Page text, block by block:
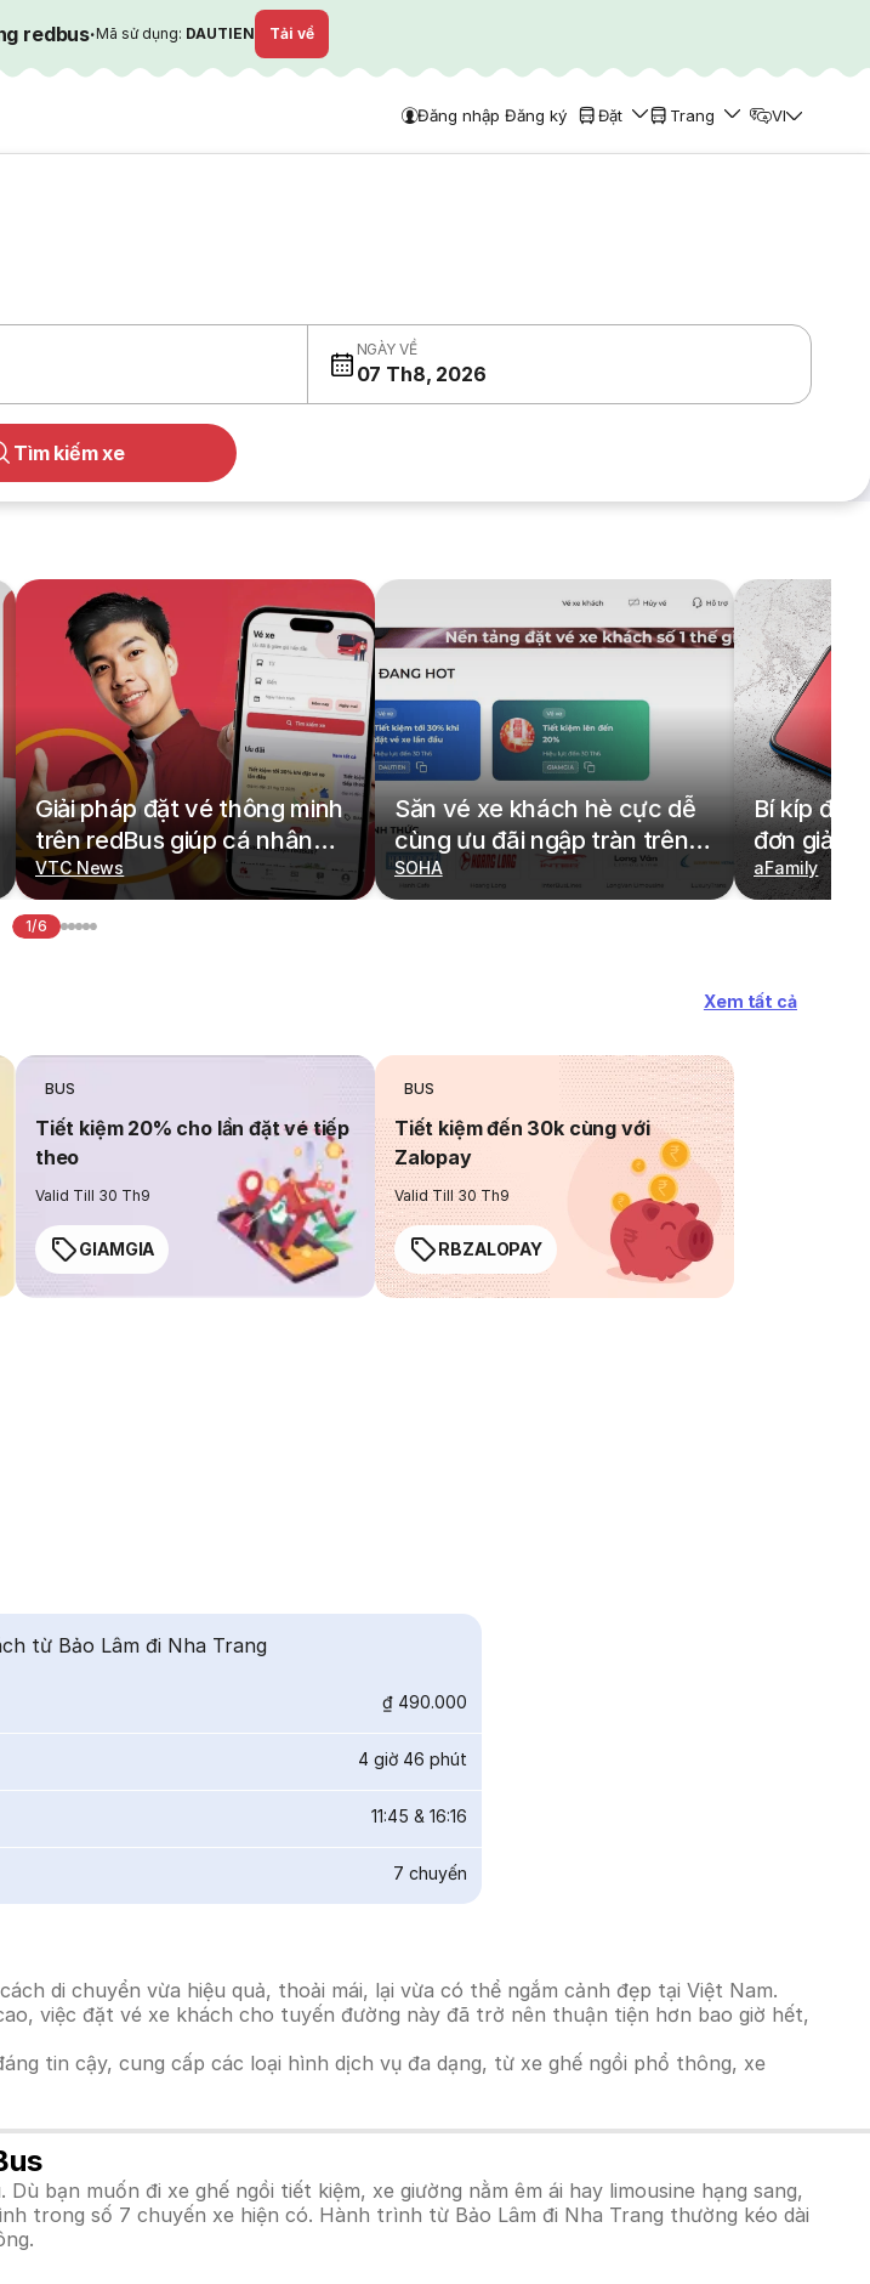
redbus·Mã sử dụng: DAUTIEN Tải về
Đăng nhập Đăng ký Đặt Trang VI
NGÀY VỀ
07 Th8, 2026
Tìm kiếm xe
Giải pháp đặt vé thông minh
trên redBus giúp cá nhân
hoá hành trình di chuyển
VTC News
Săn vé xe khách hè cực dễ
cùng ưu đãi ngập tràn trên
redBus
SOHA
Bí kíp đặt
đơn giản,
cả gia
aFamily
1/6
Xem tất cả
BUS
Tiết kiệm 20% cho lần đặt vé tiếp
theo
Valid Till 30 Th9
GIAMGIA
BUS
Tiết kiệm đến 30k cùng với
Zalopay
Valid Till 30 Th9
RBZALOPAY
từ Bảo Lâm đi Nha Trang
₫ 490.000
4 giờ 46 phút
11:45 & 16:16
7 chuyến
di chuyển vừa hiệu quả, thoải mái, lại vừa có thể ngắm cảnh đẹp tại Việt Nam.
việc đặt vé xe khách cho tuyến đường này đã trở nên thuận tiện hơn bao giờ hết,
tin cậy, cung cấp các loại hình dịch vụ đa dạng, từ xe ghế ngồi phổ thông, xe
bạn muốn đi xe ghế ngồi tiết kiệm, xe giường nằm êm ái hay limousine hạng sang,
trong số 7 chuyến xe hiện có. Hành trình từ Bảo Lâm đi Nha Trang thường kéo dài